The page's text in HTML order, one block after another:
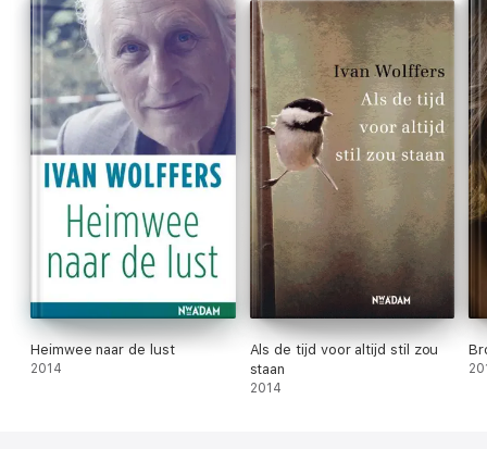
Heimwee naar de lust
2014
Als de tijd voor altijd stil zou
staan
2014